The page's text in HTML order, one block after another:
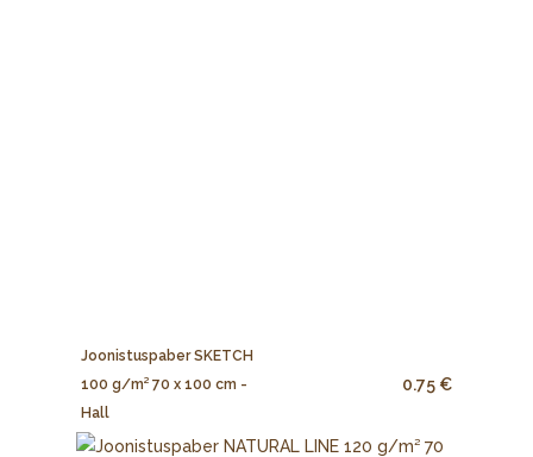
Joonistuspaber SKETCH
100 g/m² 70 x 100 cm -
Hall
0.75 €